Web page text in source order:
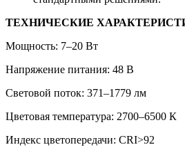
ТЕХНИЧЕСКИЕ
Мощность: 7–20 Вт
Напряжение питания: 48 В
Световой поток: 371–1779 лм
Цветовая температура: 2700–6500 К
Индекс цветопередачи: CRI>92